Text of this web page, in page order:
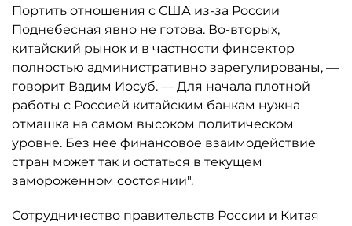
Портить отношения с США из-за России
Поднебесная явно не готова. Во-вторых,
китайский рынок и в частности финсектор
полностью административно зарегулированы, —
говорит Вадим Иосуб. — Для начала плотной
работы с Россией китайским банкам нужна
отмашка на самом высоком политическом
уровне. Без нее финансовое взаимодействие
стран может так и остаться в текущем
замороженном состоянии".
Сотрудничество правительств России и Китая